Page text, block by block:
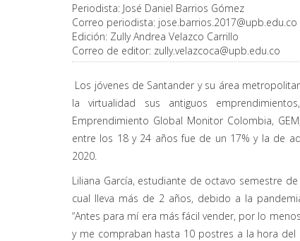
Periodista: José Daniel Barrios Gómez
Correo periodista: jose.barrios.2017@upb.edu.co
Edición: Zully Andrea Velazco Carrillo
Correo de editor: zully.velazcoca@upb.edu.co
Los jóvenes de Santander y su área
la virtualidad sus antiguos
Emprendimiento Global Monitor Colombia,
entre los 18 y 24 años fue de un 17% y la de
2020.
Liliana García, estudiante de octavo semestre
cual lleva más de 2 años, debido a la
“Antes para mí era más fácil vender, por lo
y me compraban hasta 10 postres a la hora